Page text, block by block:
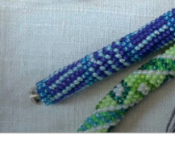
Zum
Inhalt
springen